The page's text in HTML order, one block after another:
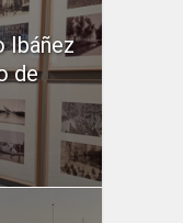
Ibáñez
de